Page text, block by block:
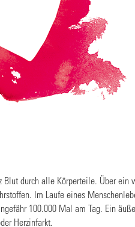
Blut durch alle Körperteile. Über
Im Laufe eines
100.000 Mal am Tag. Ein
Herzinfarkt.